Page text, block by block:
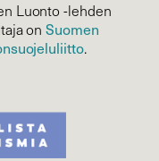
Luonto -lehden
onSuomen
.